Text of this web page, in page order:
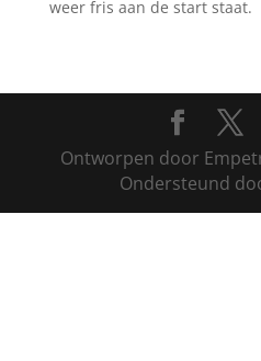
weer fris aan de start staat.
Ontworpen door
Ondersteund